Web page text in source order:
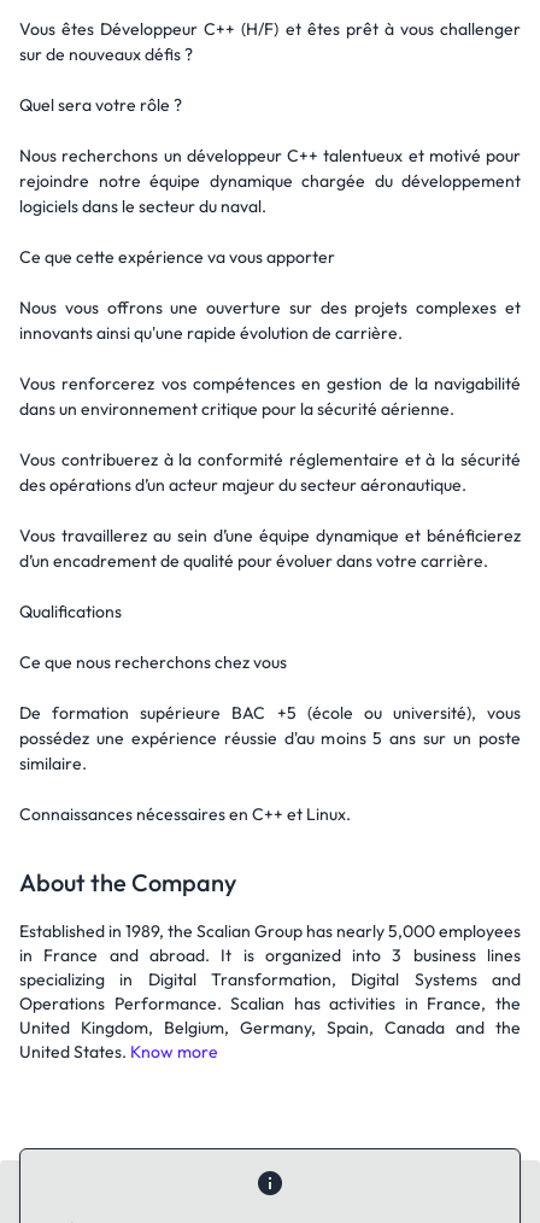
Vous êtes Développeur C++ (H/F) et êtes prêt à vous challenger
sur de nouveaux défis ?
Quel sera votre rôle ?
Nous recherchons un développeur C++ talentueux et motivé pour
rejoindre notre équipe dynamique chargée du développement
logiciels dans le secteur du naval.
Ce que cette expérience va vous apporter
Nous vous offrons une ouverture sur des projets complexes et
innovants ainsi qu'une rapide évolution de carrière.
Vous renforcerez vos compétences en gestion de la navigabilité
dans un environnement critique pour la sécurité aérienne.
Vous contribuerez à la conformité réglementaire et à la sécurité
des opérations d’un acteur majeur du secteur aéronautique.
Vous travaillerez au sein d’une équipe dynamique et bénéficierez
d’un encadrement de qualité pour évoluer dans votre carrière.
Qualifications
Ce que nous recherchons chez vous
De formation supérieure BAC +5 (école ou université), vous
possédez une expérience réussie d'au moins 5 ans sur un poste
similaire.
Connaissances nécessaires en C++ et Linux.
About the Company
Established in 1989, the Scalian Group has nearly 5,000 employees
in France and abroad. It is organized into 3 business lines
specializing in Digital Transformation, Digital Systems and
Operations Performance. Scalian has activities in France, the
United Kingdom, Belgium, Germany, Spain, Canada and the
United States. Know more